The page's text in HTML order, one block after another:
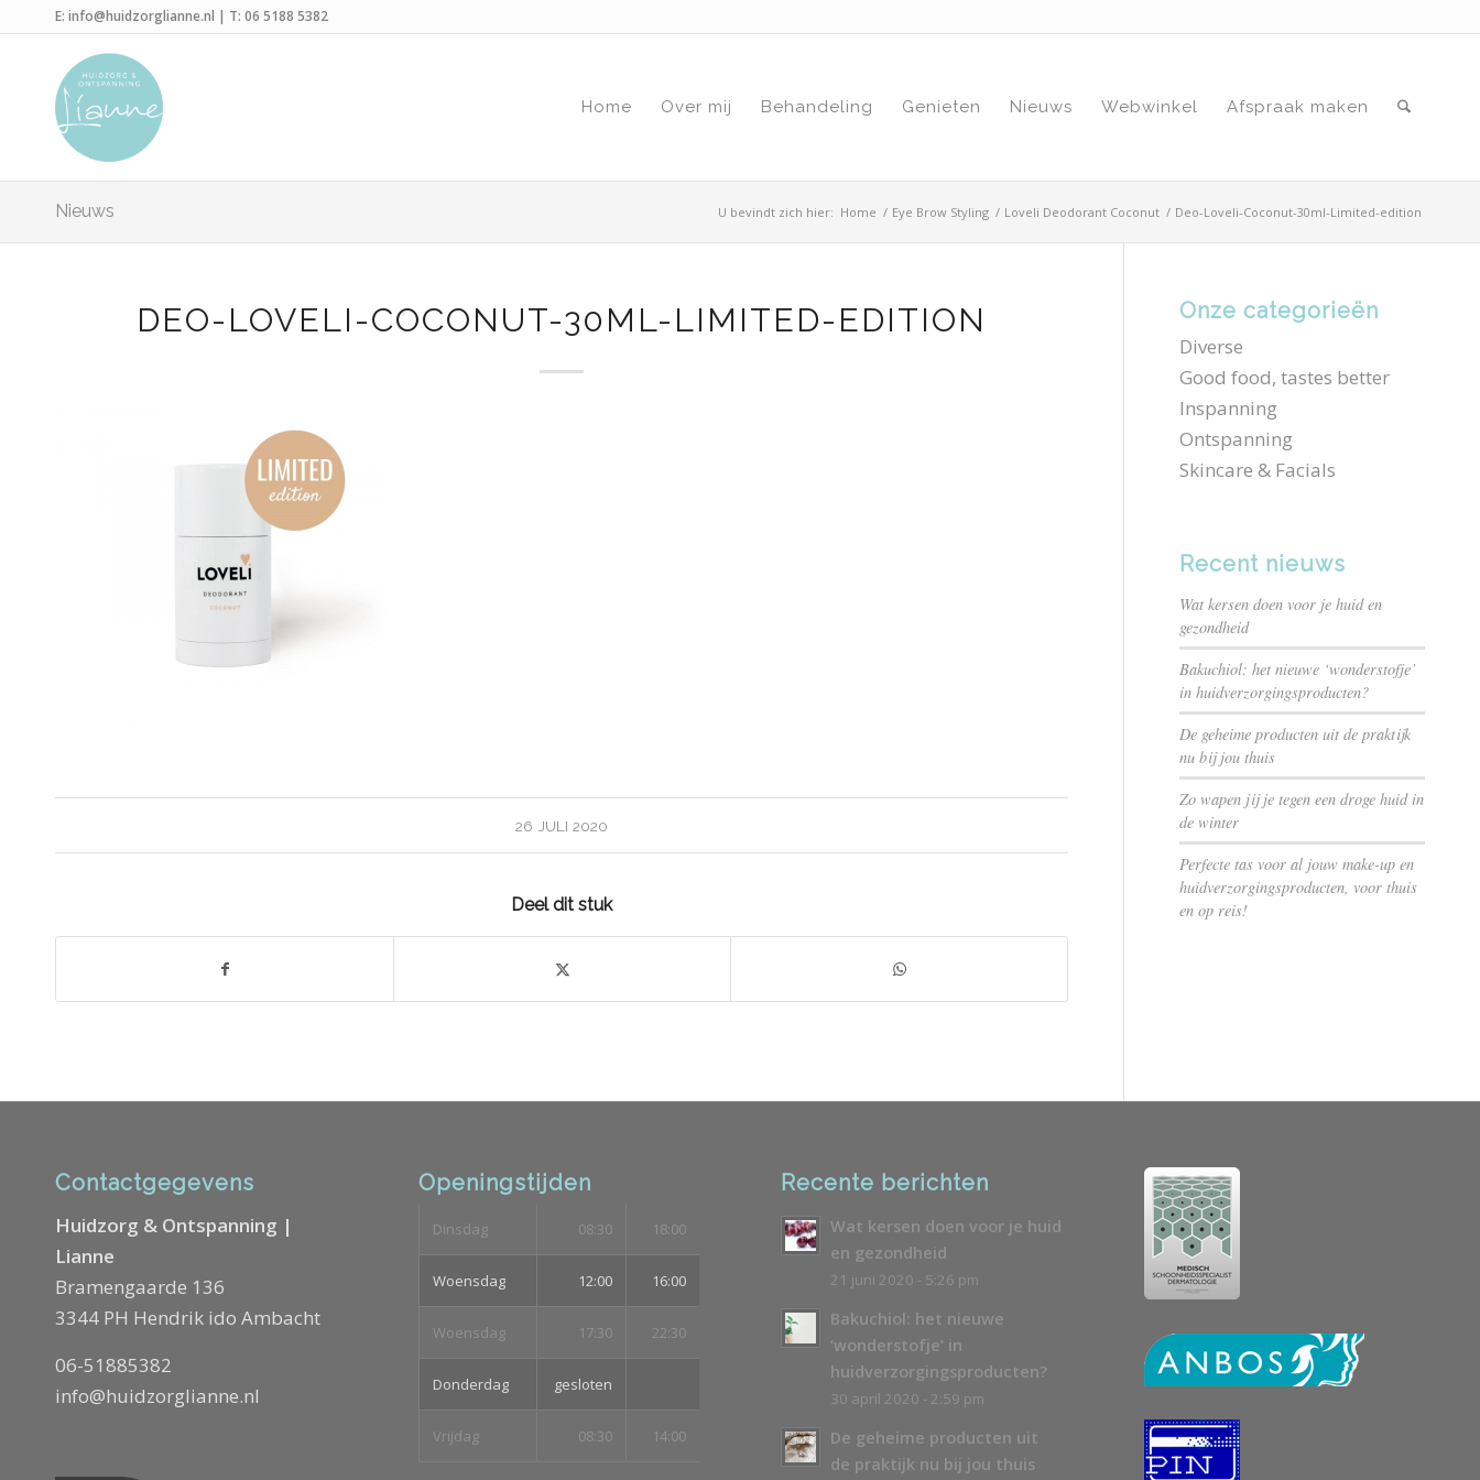
E: info@huidzorglianne.nl | T: 06 5188 5382
Home Over mij Behandeling Genieten Nieuws Webwinkel Afspraak maken
Nieuws U bevindt zich hier: Home / Eye Brow Styling / Loveli Deodorant Coconut / Deo-Loveli-Coconut-30ml-Limited-edition
DEO-LOVELI-COCONUT-30ML-LIMITED-EDITION
26 JULI 2020
Deel dit stuk
Onze categorieën
Diverse
Good food, tastes better
Inspanning
Ontspanning
Skincare & Facials
Recent nieuws
Wat kersen doen voor je huid en
gezondheid
Bakuchiol: het nieuwe ‘wonderstofje’
in huidverzorgingsproducten?
De geheime producten uit de praktijk
nu bij jou thuis
Zo wapen jij je tegen een droge huid in
de winter
Perfecte tas voor al jouw make-up en
huidverzorgingsproducten, voor thuis
en op reis!
Contactgegevens
Huidzorg & Ontspanning |
Lianne
Bramengaarde 136
3344 PH Hendrik ido Ambacht
06-51885382
info@huidzorglianne.nl
Openingstijden
Dinsdag 08:30 18:00
Woensdag 12:00 16:00
Woensdag 17:30 22:30
Donderdag gesloten
Vrijdag 08:30 14:00
Recente berichten
Wat kersen doen voor je huid
en gezondheid
21 juni 2020 - 5:26 pm
Bakuchiol: het nieuwe
‘wonderstofje’ in
huidverzorgingsproducten?
30 april 2020 - 2:59 pm
De geheime producten uit
de praktijk nu bij jou thuis